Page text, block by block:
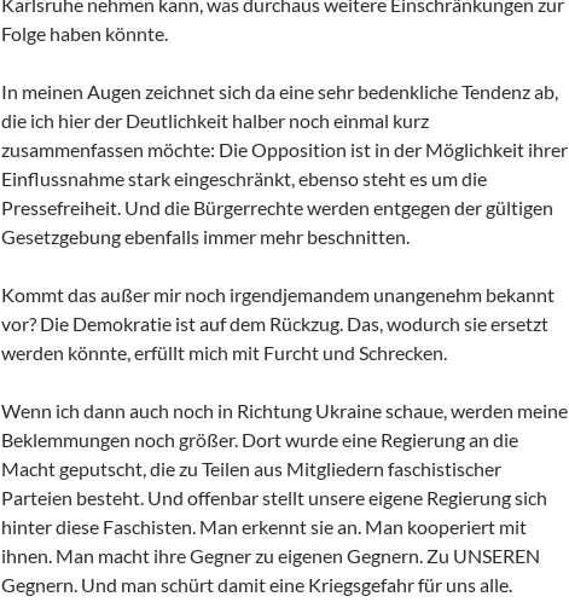
Folge haben könnte.
In meinen Augen zeichnet sich da eine sehr bedenkliche Tendenz ab,
die ich hier der Deutlichkeit halber noch einmal kurz
zusammenfassen möchte: Die Opposition ist in der Möglichkeit ihrer
Einflussnahme stark eingeschränkt, ebenso steht es um die
Pressefreiheit. Und die Bürgerrechte werden entgegen der gültigen
Gesetzgebung ebenfalls immer mehr beschnitten.
Kommt das außer mir noch irgendjemandem unangenehm bekannt
vor? Die Demokratie ist auf dem Rückzug. Das, wodurch sie ersetzt
werden könnte, erfüllt mich mit Furcht und Schrecken.
Wenn ich dann auch noch in Richtung Ukraine schaue, werden meine
Beklemmungen noch größer. Dort wurde eine Regierung an die
Macht geputscht, die zu Teilen aus Mitgliedern faschistischer
Parteien besteht. Und offenbar stellt unsere eigene Regierung sich
hinter diese Faschisten. Man erkennt sie an. Man kooperiert mit
ihnen. Man macht ihre Gegner zu eigenen Gegnern. Zu UNSEREN
Gegnern. Und man schürt damit eine Kriegsgefahr für uns alle.